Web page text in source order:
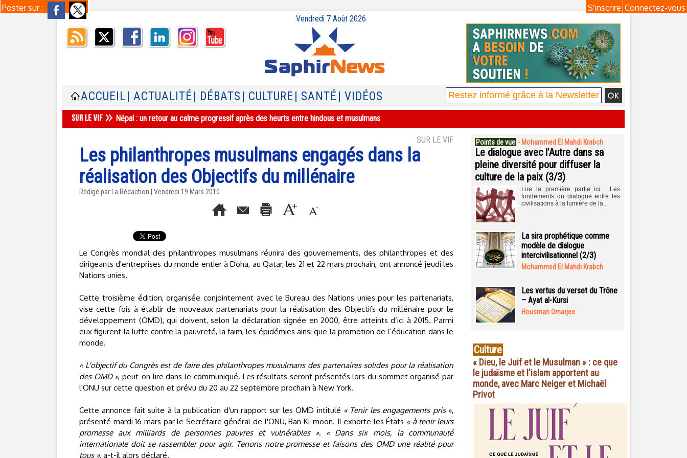
Poster sur : Connectez-vous
S'inscrire
Vendredi 7 Août 2026
ACCUEIL | ACTUALITÉ | DÉBATS | CULTURE | SANTÉ | VIDÉOS
Népal : un retour au calme progressif après des heurts entre hindous et musulmans
SUR LE VIF
Les philanthropes musulmans engagés dans la
réalisation des Objectifs du millénaire
Rédigé par La Rédaction | Vendredi 19 Mars 2010
Le Congrès mondial des philanthropes musulmans réunira des gouvernements, des philanthropes et des
dirigeants d'entreprises du monde entier à Doha, au Qatar, les 21 et 22 mars prochain, ont annoncé jeudi les
Nations unies.
Cette troisième édition, organisée conjointement avec le Bureau des Nations unies pour les partenariats,
vise cette fois à établir de nouveaux partenariats pour la réalisation des Objectifs du millénaire pour le
développement (OMD), qui doivent, selon la déclaration signée en 2000, être atteints d’ici à 2015. Parmi
eux figurent la lutte contre la pauvreté, la faim, les épidémies ainsi que la promotion de l’éducation dans le
monde.
« L'objectif du Congrès est de faire des philanthropes musulmans des partenaires solides pour la réalisation
des OMD », peut-on lire dans le communiqué. Les résultats seront présentés lors du sommet organisé par
l'ONU sur cette question et prévu du 20 au 22 septembre prochain à New York.
Cette annonce fait suite à la publication d'un rapport sur les OMD intitulé « Tenir les engagements pris »,
présenté mardi 16 mars par le Secrétaire général de l'ONU, Ban Ki-moon. Il exhorte les États « à tenir leurs
promesse aux milliards de personnes pauvres et vulnérables ».
« Dans six mois, la communauté
internationale doit se rassembler pour agir. Tenons notre promesse et faisons des OMD une réalité pour
tous », a-t-il alors déclaré.
Points de vue - Mohammed El Mahdi Krabch
Le dialogue avec l’Autre dans sa
pleine diversité pour diffuser la
culture de la paix (3/3)
Lire la première partie ici : Les
fondements du dialogue entre les
civilisations à la lumière de la...
La sira prophétique comme
modèle de dialogue
intercivilisationnel (2/3)
Mohammed El Mahdi Krabch
Les vertus du verset du Trône
– Ayat al-Kursi
Housman Omarjee
Culture
« Dieu, le Juif et le Musulman » : ce que
le judaïsme et l'islam apportent au
monde, avec Marc Neiger et Michaël
Privot